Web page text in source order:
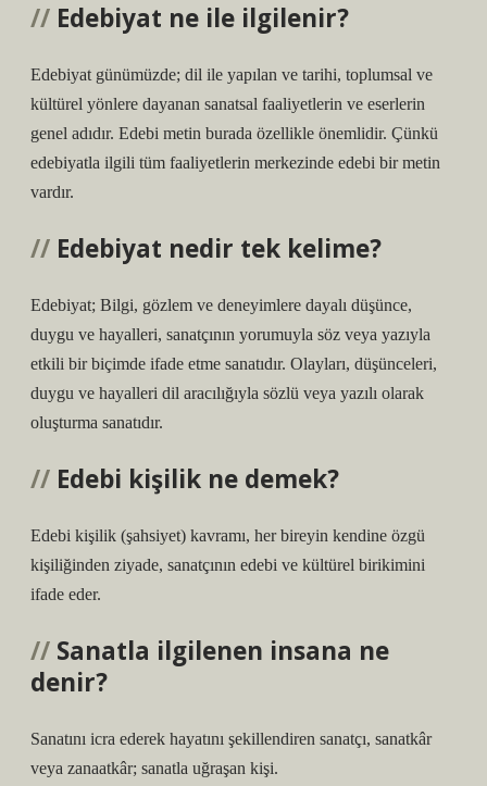
Edebiyat ne ile ilgilenir?
Edebiyat günümüzde; dil ile yapılan ve tarihi, toplumsal ve
kültürel yönlere dayanan sanatsal faaliyetlerin ve eserlerin
genel adıdır. Edebi metin burada özellikle önemlidir. Çünkü
edebiyatla ilgili tüm faaliyetlerin merkezinde edebi bir metin
vardır.
Edebiyat nedir tek kelime?
Edebiyat; Bilgi, gözlem ve deneyimlere dayalı düşünce,
duygu ve hayalleri, sanatçının yorumuyla söz veya yazıyla
etkili bir biçimde ifade etme sanatıdır. Olayları, düşünceleri,
duygu ve hayalleri dil aracılığıyla sözlü veya yazılı olarak
oluşturma sanatıdır.
Edebi kişilik ne demek?
Edebi kişilik (şahsiyet) kavramı, her bireyin kendine özgü
kişiliğinden ziyade, sanatçının edebi ve kültürel birikimini
ifade eder.
Sanatla ilgilenen insana ne
denir?
Sanatını icra ederek hayatını şekillendiren sanatçı, sanatkâr
veya zanaatkâr; sanatla uğraşan kişi.